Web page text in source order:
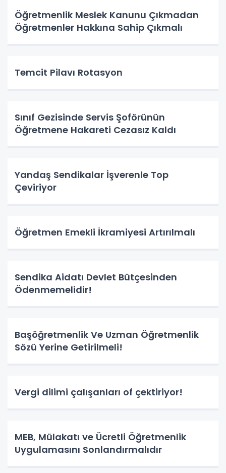
Öğretmenlik Meslek Kanunu Çıkmadan
Öğretmenler Hakkına Sahip Çıkmalı
Temcit Pilavı Rotasyon
Sınıf Gezisinde Servis Şoförünün
Öğretmene Hakareti Cezasız Kaldı
Yandaş Sendikalar İşverenle Top
Çeviriyor
Öğretmen Emekli İkramiyesi Artırılmalı
Sendika Aidatı Devlet Bütçesinden
Ödenmemelidir!
Başöğretmenlik Ve Uzman Öğretmenlik
Sözü Yerine Getirilmeli!
Vergi dilimi çalışanları of çektiriyor!
MEB, Mülakatı ve Ücretli Öğretmenlik
Uygulamasını Sonlandırmalıdır